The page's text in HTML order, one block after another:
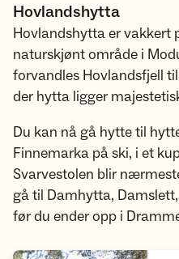
Hovlandshytta
Hovlandshytta er vakkert
naturskjønt område i
forvandles Hovlandsfjell
der hytta ligger
Du kan nå gå hytte til
Finnemarka på ski, i et
Svarvestolen blir
gå til Damhytta,
før du ender opp i